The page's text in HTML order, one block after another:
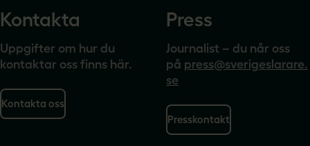
Kontakta
Uppgifter om hur du
kontaktar oss finns här.
Kontakta oss
Press
Journalist – du når oss
på press@sverigeslarare.
se
Presskontakt